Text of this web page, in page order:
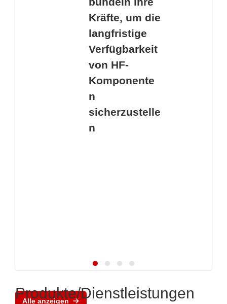
Kräfte, um die
langfristige
Verfügbarkeit
von HF-
Komponente
n
sicherzustelle
n
Alle anzeigen
Produkte/Dienstleistungen